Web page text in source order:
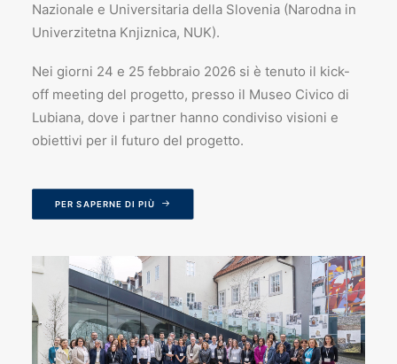
Nazionale e Universitaria della Slovenia (Narodna in
Univerzitetna Knjiznica, NUK).
Nei giorni 24 e 25 febbraio 2026 si è tenuto il kick-
off meeting del progetto, presso il Museo Civico di
Lubiana, dove i partner hanno condiviso visioni e
obiettivi per il futuro del progetto.
PER SAPERNE DI PIÙ